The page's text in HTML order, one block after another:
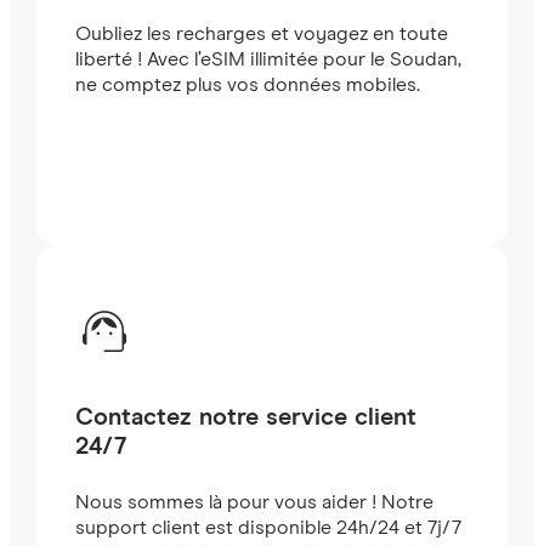
Oubliez les recharges et voyagez en toute
liberté ! Avec l’eSIM illimitée pour le Soudan,
ne comptez plus vos données mobiles.
Contactez notre service client
24/7
Nous sommes là pour vous aider ! Notre
support client est disponible 24h/24 et 7j/7